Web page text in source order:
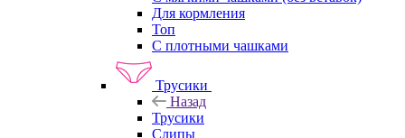
Для кормления
Топ
С плотными чашками
Трусики
Назад
Трусики
Слипы